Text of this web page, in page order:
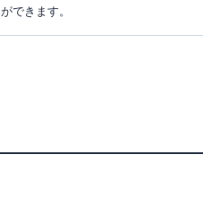
ができます。